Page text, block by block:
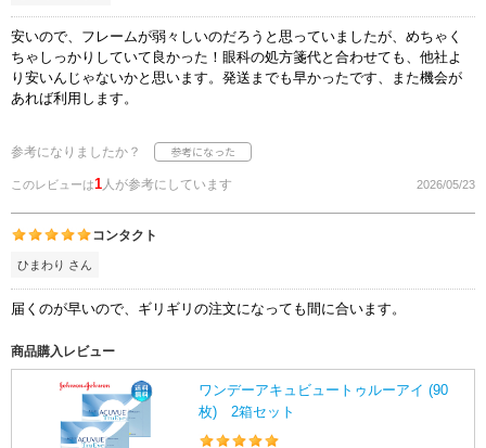
安いので、フレームが弱々しいのだろうと思っていましたが、めちゃく
ちゃしっかりしていて良かった！眼科の処方箋代と合わせても、他社よ
り安いんじゃないかと思います。発送までも早かったです、また機会が
あれば利用します。
参考になりましたか？
このレビューは1 人が参考にしています 2026/05/23
コンタクト
ひまわり さん
届くのが早いので、ギリギリの注文になっても間に合います。
商品購入レビュー
ワンデーアキュビュートゥルーアイ (90
枚) 2箱セット